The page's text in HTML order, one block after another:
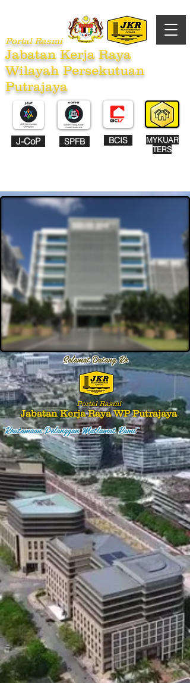
Portal Rasmi
Jabatan Kerja Raya
Wilayah Persekutuan
Putrajaya
J-CoP
MYKUAR
TERS
SPFB BCIS
Selamat Datang Ke
Portal Rasmi
Jabatan Kerja Raya WP Putrajaya
"Keutamaan Pelanggan Matlamat Kami"